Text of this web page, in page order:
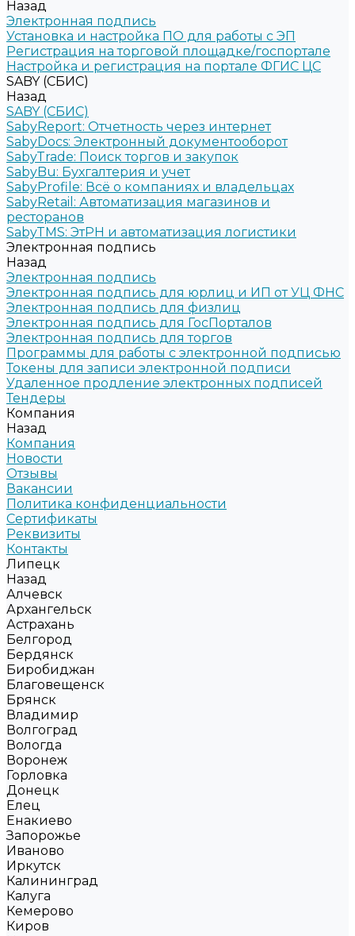
Назад
Электронная подпись
Установка и настройка ПО для работы с ЭП
Регистрация на торговой площадке/госпортале
Настройка и регистрация на портале ФГИС ЦС
SABY (СБИС)
Назад
SABY (СБИС)
SabyReport: Отчетность через интернет
SabyDocs: Электронный документооборот
SabyTrade: Поиск торгов и закупок
SabyBu: Бухгалтерия и учет
SabyProfile: Всё о компаниях и владельцах
SabyRetail: Автоматизация магазинов и
ресторанов
SabyTMS: ЭтРН и автоматизация логистики
Электронная подпись
Назад
Электронная подпись
Электронная подпись для юрлиц и ИП от УЦ ФНС
Электронная подпись для физлиц
Электронная подпись для ГосПорталов
Электронная подпись для торгов
Программы для работы с электронной подписью
Токены для записи электронной подписи
Удаленное продление электронных подписей
Тендеры
Компания
Назад
Компания
Новости
Отзывы
Вакансии
Политика конфиденциальности
Сертификаты
Реквизиты
Контакты
Липецк
Назад
Алчевск
Архангельск
Астрахань
Белгород
Бердянск
Биробиджан
Благовещенск
Брянск
Владимир
Волгоград
Вологда
Воронеж
Горловка
Донецк
Елец
Енакиево
Запорожье
Иваново
Иркутск
Калининград
Калуга
Кемерово
Киров